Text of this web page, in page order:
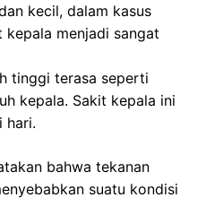
kecil, dalam kasus
menjadi sangat
tinggi terasa seperti
kepala. Sakit kepala ini
hari.
bahwa tekanan
suatu kondisi